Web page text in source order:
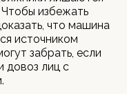
избежать
что машина
источником
забрать, если
довоз лиц с